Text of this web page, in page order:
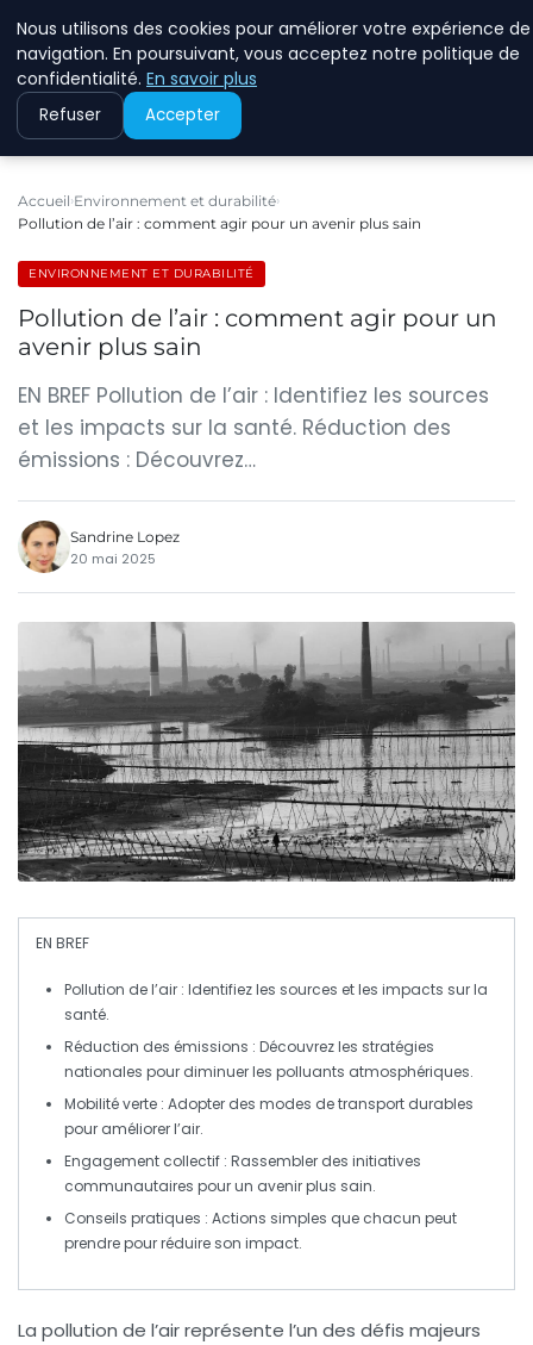
Accueil Environnement et durabilité
Pollution de l’air : comment agir pour un avenir plus sain
ENVIRONNEMENT ET DURABILITÉ
Pollution de l’air : comment agir pour un
avenir plus sain
EN BREF Pollution de l’air : Identifiez les sources
et les impacts sur la santé. Réduction des
émissions : Découvrez…
Sandrine Lopez
20 mai 2025
EN BREF
Pollution de l’air : Identifiez les sources et les impacts sur la
santé.
Réduction des émissions : Découvrez les stratégies
nationales pour diminuer les polluants atmosphériques.
Mobilité verte : Adopter des modes de transport durables
pour améliorer l’air.
Engagement collectif : Rassembler des initiatives
communautaires pour un avenir plus sain.
Conseils pratiques : Actions simples que chacun peut
prendre pour réduire son impact.
La pollution de l’airreprésente l’un des défis majeurs
Nous utilisons des cookies pour améliorer votre expérience de
navigation. En poursuivant, vous acceptez notre politique de
confidentialité. En savoir plus
Refuser Accepter